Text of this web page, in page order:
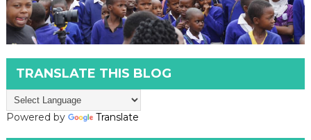
TRANSLATE THIS BLOG
Powered by Translate